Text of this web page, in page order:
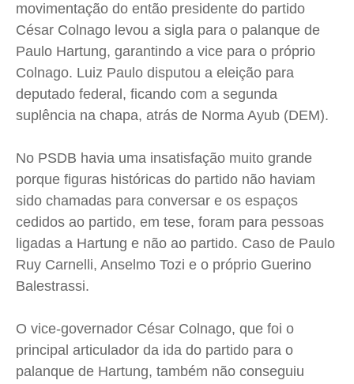
Termos de Uso
Privacidade
Termos de Uso
Privacidade
Termos de Uso
Privacidade
Termos de Uso
Privacidade
movimentação do então presidente do partido
César Colnago levou a sigla para o palanque de
Paulo Hartung, garantindo a vice para o próprio
Colnago. Luiz Paulo disputou a eleição para
deputado federal, ficando com a segunda
suplência na chapa, atrás de Norma Ayub (DEM).
No PSDB havia uma insatisfação muito grande
porque figuras históricas do partido não haviam
sido chamadas para conversar e os espaços
cedidos ao partido, em tese, foram para pessoas
ligadas a Hartung e não ao partido. Caso de Paulo
Ruy Carnelli, Anselmo Tozi e o próprio Guerino
Balestrassi.
O vice-governador César Colnago, que foi o
principal articulador da ida do partido para o
palanque de Hartung, também não conseguiu